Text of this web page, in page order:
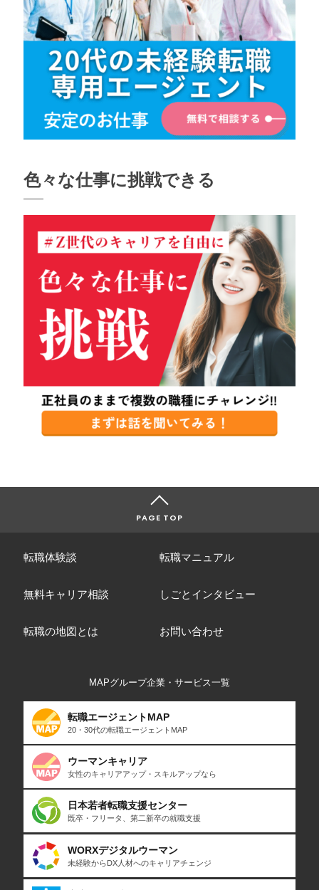
色々な仕事に挑戦できる
PAGE TOP
転職体験談 転職マニュアル
無料キャリア相談 しごとインタビュー
転職の地図とは お問い合わせ
MAPグループ企業・サービス一覧
転職エージェントMAP
20・30代の転職エージェントMAP
ウーマンキャリア
女性のキャリアアップ・スキルアップなら
日本若者転職支援センター
既卒・フリータ、第二新卒の就職支援
WORXデジタルウーマン
未経験からDX人材へのキャリアチェンジ